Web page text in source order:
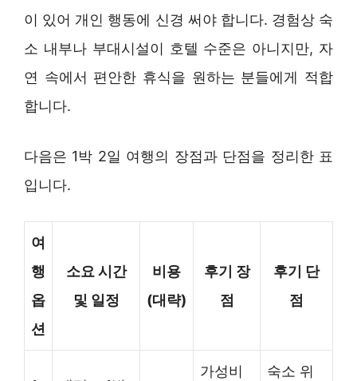
이 있어 개인 행동에 신경 써야 합니다. 경험상 숙
소 내부나 부대시설이 호텔 수준은 아니지만, 자
연 속에서 편안한 휴식을 원하는 분들에게 적합
합니다.
다음은 1박 2일 여행의 장점과 단점을 정리한 표
입니다.
여
행
옵
션
소요 시간
및 일정
비용
(대략)
후기 장
점
후기 단
점
가성비 숙소 위